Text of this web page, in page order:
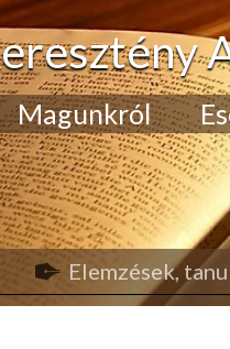
Magunkról
Elemzések,